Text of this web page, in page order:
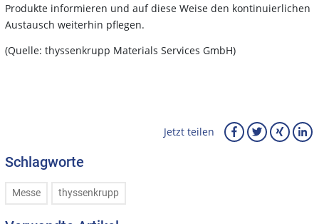
Produkte informieren und auf diese Weise den kontinuierlichen
Austausch weiterhin pflegen.
(Quelle: thyssenkrupp Materials Services GmbH)
Jetzt teilen
Schlagworte
Messe thyssenkrupp